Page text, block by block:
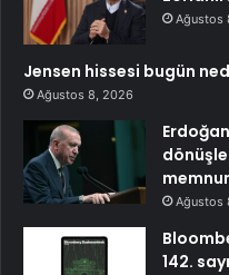
Ağustos
Jensen hissesi bugün
Ağustos 8, 2026
Ağustos
142.